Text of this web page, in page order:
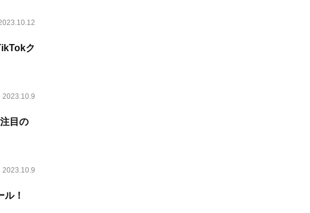
ク
2023.10.9
目の
2023.10.9
！